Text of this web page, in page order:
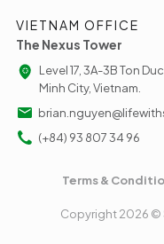
VIETNAM OFFICE
The Nexus Tower
Level 17, 3A-3B Ton
Minh City, Vietnam.
(+84) 93 807 34 96
Copyright 2026 ©
Terms &